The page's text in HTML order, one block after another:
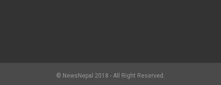
© NewsNepal 2018 - All Right Reserved.